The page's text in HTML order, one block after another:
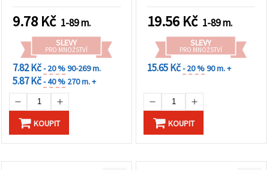
9.78 Kč 1-89 m.
SLEVY
PRO MNOŽSTVÍ
7.82 Kč- 20 %90-269 m.
5.87 Kč- 40 % 270 m. +
KOUPIT
19.56 Kč 1-89 m.
SLEVY
PRO MNOŽSTVÍ
15.65 Kč- 20 %90 m. +
KOUPIT